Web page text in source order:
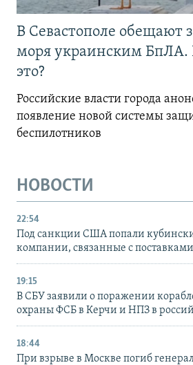
В Севастополе обещают
моря украинским БпЛА.
это?
Российские власти города
появление новой системы
беспилотников
НОВОСТИ
22:54
Под санкции США попали
компании, связанные с
19:15
В СБУ заявили о поражении
охраны ФСБ в Керчи и НПЗ в
18:44
При взрыве в Москве погиб